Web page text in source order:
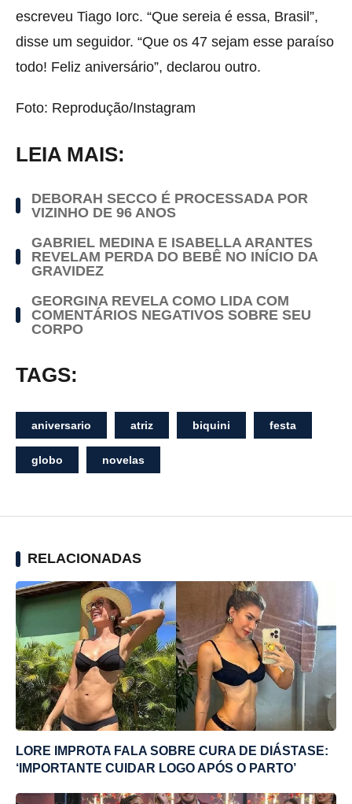
escreveu Tiago Iorc. “Que sereia é essa, Brasil”,
disse um seguidor. “Que os 47 sejam esse paraíso
todo! Feliz aniversário”, declarou outro.
Foto: Reprodução/Instagram
LEIA MAIS:
DEBORAH SECCO É PROCESSADA POR
VIZINHO DE 96 ANOS
GABRIEL MEDINA E ISABELLA ARANTES
REVELAM PERDA DO BEBÊ NO INÍCIO DA
GRAVIDEZ
GEORGINA REVELA COMO LIDA COM
COMENTÁRIOS NEGATIVOS SOBRE SEU
CORPO
TAGS:
aniversario atriz biquini festa
globo novelas
RELACIONADAS
LORE IMPROTA FALA SOBRE CURA DE DIÁSTASE:
‘IMPORTANTE CUIDAR LOGO APÓS O PARTO’